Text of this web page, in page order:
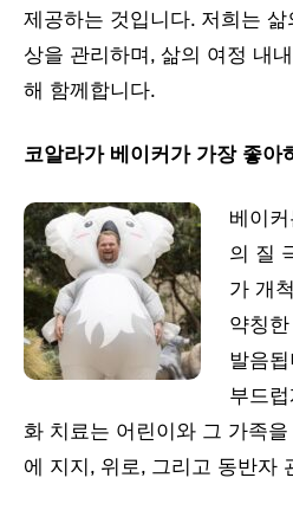
제공하는 것입니다. 저희는
상을 관리하며, 삶의 여정 내
해 함께합니다.
코알라가 베이커가 가장 좋아
베이
의 질
가 개
약칭
발음
부드
화 치료는 어린이와 그 가족을
에 지지, 위로, 그리고 동반자